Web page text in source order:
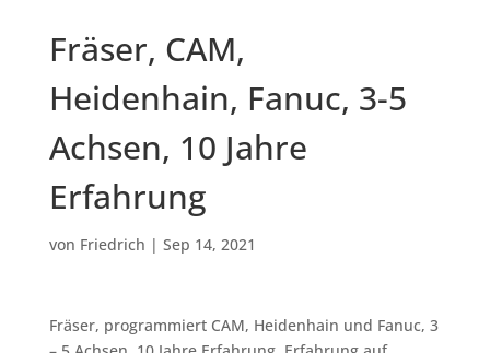
Fräser, CAM,
Heidenhain, Fanuc, 3-5
Achsen, 10 Jahre
Erfahrung
von Friedrich | Sep 14, 2021
Fräser, programmiert CAM, Heidenhain und Fanuc, 3